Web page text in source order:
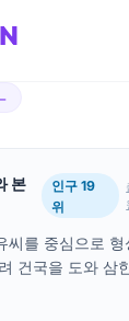
본
인구 19
위
씨를 중심으로
건국을 도와 삼